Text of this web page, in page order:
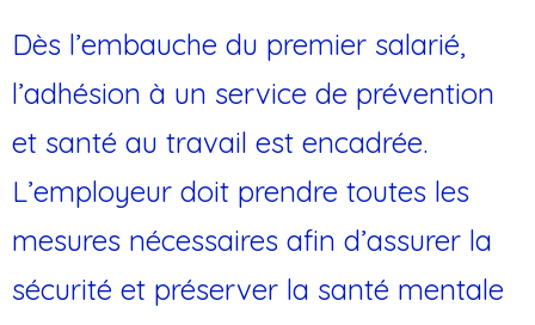
Dès l’embauche du premier salarié,
l’adhésion à un service de prévention
et santé au travail est encadrée.
L’employeur doit prendre toutes les
mesures nécessaires afin d’assurer la
sécurité et préserver la santé mentale